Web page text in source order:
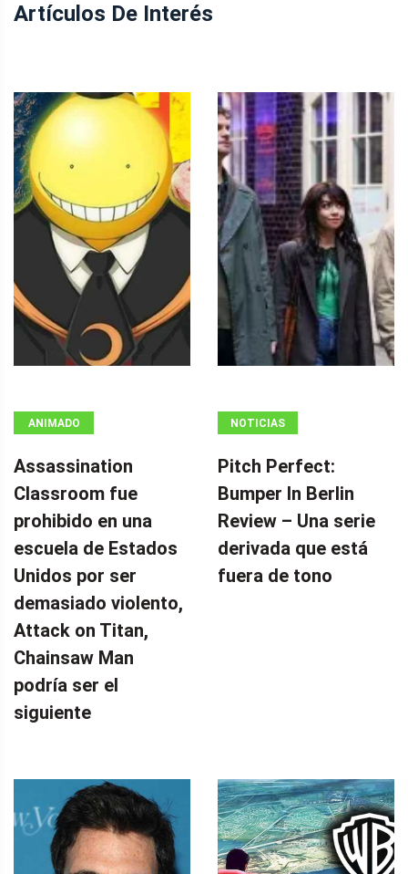
Artículos De Interés
ANIMADO
Assassination
Classroom fue
prohibido en una
escuela de Estados
Unidos por ser
demasiado violento,
Attack on Titan,
Chainsaw Man
podría ser el
siguiente
NOTICIAS
Pitch Perfect:
Bumper In Berlin
Review – Una serie
derivada que está
fuera de tono